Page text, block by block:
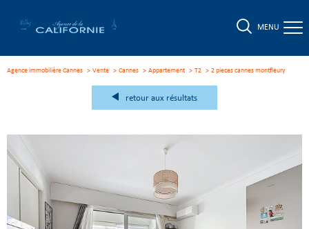
MENU
Agence immobilière Cannes Vente Cannes Appartement T2 2 pieces cannes montfleury
retour aux résultats